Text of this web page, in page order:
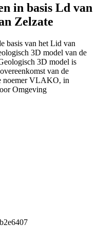
in basis Ld van
Zelzate
basis van het Lid van
3D model van de
3D model is
van de
noemer VLAKO, in
Omgeving